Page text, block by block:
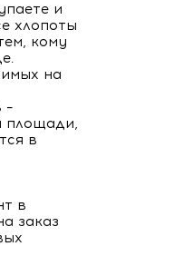
и
хлопоты
кому
на
–
площади,
в
в
заказ